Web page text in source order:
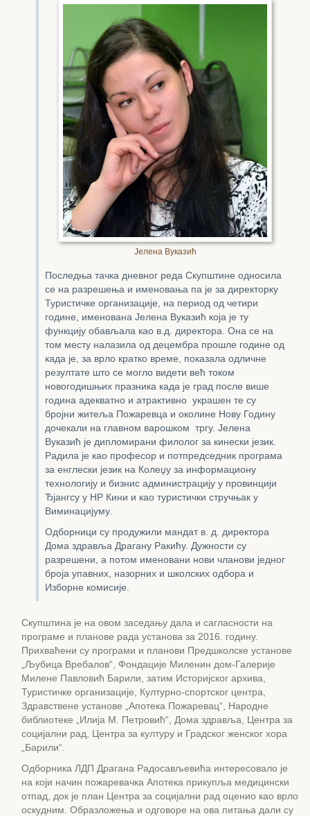
Јелена Вуказић
Последња тачка дневног реда Скупштине односила
се на разрешења и именовања па је за директорку
Туристичке организације, на период од четири
године, именована Јелена Вуказић која је ту
функцију обављала као в.д. директора. Она се на
том месту налазила од децембра прошле године од
када је, за врло кратко време, показала одличне
резултате што се могло видети већ током
новогодишњих празника када је град после више
година адекватно и атрактивно украшен те су
бројни житеља Пожаревца и околине Нову Годину
дочекали на главном варошком тргу. Јелена
Вуказић је дипломирани филолог за кинески језик.
Радила је као професор и потпредседник програма
за енглески језик на Колеџу за информациону
технологију и бизнис администрацију у провинцији
Ђјангсу у НР Кини и као туристички стручњак у
Виминацијуму.
Одборници су продужили мандат в. д. директора
Дома здравља Драгану Ракићу. Дужности су
разрешени, а потом именовани нови чланови једног
броја упавних, назорних и школских одбора и
Изборне комисије.
Скупштина је на овом заседању дала и сагласности на
програме и планове рада установа за 2016. годину.
Прихваћени су програми и планови Предшколске установе
„Љубица Вребалов“, Фондације Миленин дом-Галерије
Милене Павловић Барили, затим Историјског архива,
Туристичке организације, Културно-спортског центра,
Здравствене установе „Апотека Пожаревац“, Народне
библиотеке „Илија М. Петровић“, Дома здравља, Центра за
социјални рад, Центра за културу и Градског женског хора
„Барили“.
Одборника ЛДП Драгана Радосављевића интересовало је
на који начин пожаревачка Апотека прикупља медицински
отпад, док је план Центра за социјални рад оценио као врло
оскудним. Образложења и одговоре на ова питања дали су